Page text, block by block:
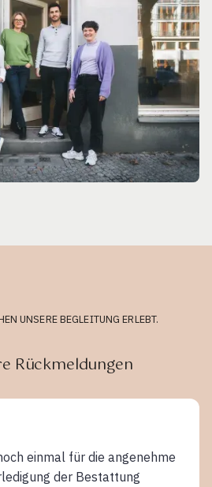
UNSERE BEGLEITUNG ERLEBT.
Rückmeldungen
einmal für die angenehme
der Bestattung